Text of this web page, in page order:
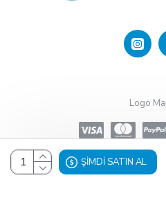
ŞIMDI SATIN AL
Logo
Design, Hosting &